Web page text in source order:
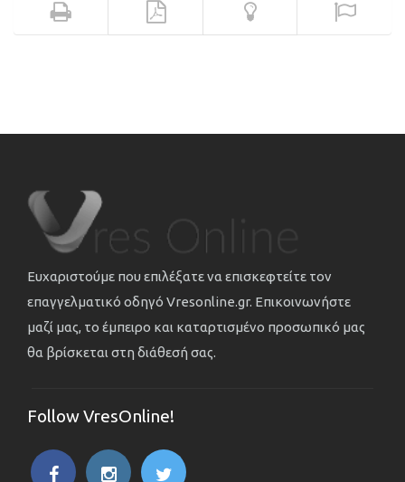
Ευχαριστούμε που επιλέξατε να επισκεφτείτε τον
επαγγελματικό οδηγό Vresonline.gr. Επικοινωνήστε
μαζί μας, το έμπειρο και καταρτισμένο προσωπικό μας
θα βρίσκεται στη διάθεσή σας.
Follow VresOnline!